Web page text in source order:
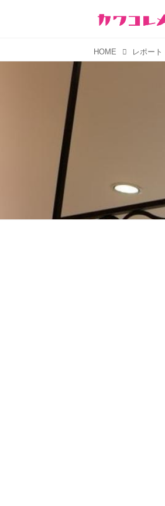
HOME レポート